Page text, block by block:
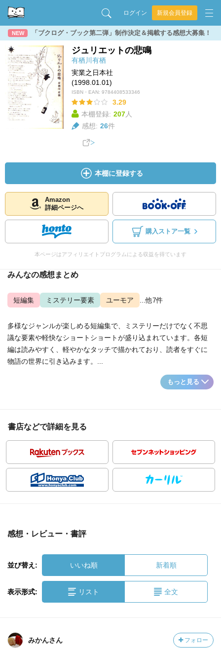
ログイン 新規会員登録
NEW 「ブクログ・ブック第二弾」制作決定＆掲載する感想大募集！
ジュリエットの悲鳴
有栖川有栖
実業之日本社
(1998.01.01)
ISBN・EAN: 9784408533346
3.29
本棚登録: 207人
感想: 26件
本棚に登録する
Amazon
詳細ページへ
購入ストア一覧
本ページはアフィリエイトプログラムによる収益を得ています
みんなの感想まとめ
短編集 ミステリー要素 ユーモア ...他7件
多様なジャンルが楽しめる短編集で、ミステリーだけでなく不思
議な要素や軽快なショートショートが盛り込まれています。各短
編は読みやすく、軽やかなタッチで描かれており、読者をすぐに
物語の世界に引き込みます。...
もっと見る
書店などで詳細を見る
感想・レビュー・書評
並び替え: いいね順 新着順
表示形式: リスト 全文
みかんさん フォロー